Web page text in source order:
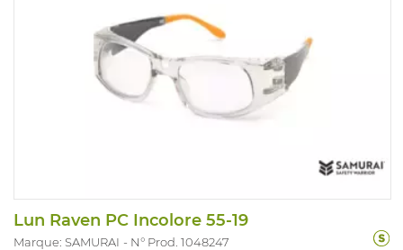
Lun Raven PC Incolore 55-19
Marque: SAMURAI N° Prod. 1048247